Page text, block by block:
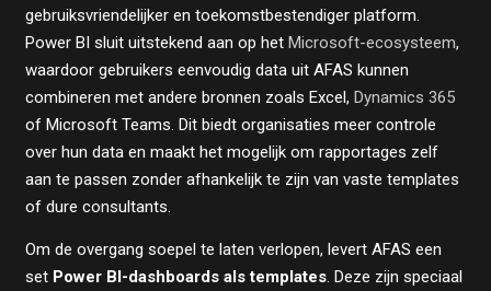
gebruiksvriendelijker en toekomstbestendiger platform.
Power BI sluit uitstekend aan op het Microsoft-ecosysteem,
waardoor gebruikers eenvoudig data uit AFAS kunnen
combineren met andere bronnen zoals Excel, Dynamics 365
of Microsoft Teams. Dit biedt organisaties meer controle
over hun data en maakt het mogelijk om rapportages zelf
aan te passen zonder afhankelijk te zijn van vaste templates
of dure consultants.
Om de overgang soepel te laten verlopen, levert AFAS een
set Power BI-dashboards als templates. Deze zijn speciaal